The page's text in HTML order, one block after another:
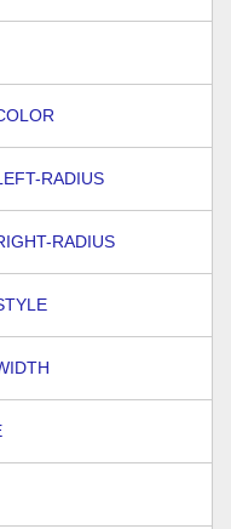
RADIUS
RADIUS